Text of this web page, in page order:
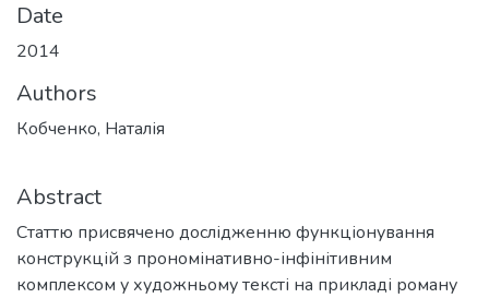
Date
2014
Authors
Кобченко, Наталія
Abstract
Статтю присвячено дослідженню функціонування
конструкцій з прономінативно-інфінітивним
комплексом у художньому тексті на прикладі роману